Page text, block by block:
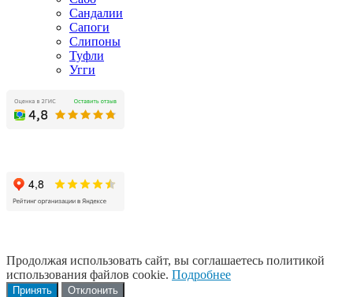
Сандалии
Сапоги
Слипоны
Туфли
Угги
Продолжая использовать сайт, вы соглашаетесь политикой
использования файлов cookie. Подробнее
Принять Отклонить